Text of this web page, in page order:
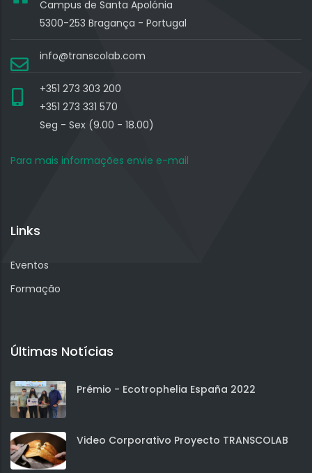
Campus de Santa Apolónia
5300-253 Bragança - Portugal
info@transcolab.com
+351 273 303 200
+351 273 331 570
Seg - Sex (9.00 - 18.00)
Para mais informações envie e-mail
Links
Eventos
Formação
Últimas Notícias
Prémio - Ecotrophelia España 2022
Video Corporativo Proyecto TRANSCOLAB